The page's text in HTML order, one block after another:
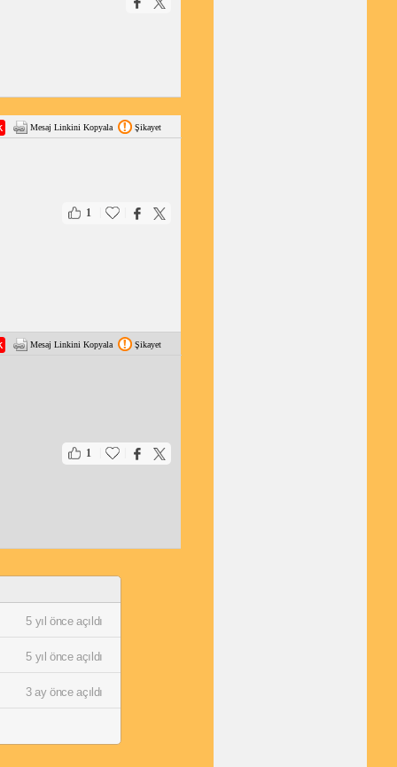
Mesaj Linkini Kopyala Şikayet
1
Mesaj Linkini Kopyala Şikayet
1
5 yıl önce açıldı
5 yıl önce açıldı
3 ay önce açıldı